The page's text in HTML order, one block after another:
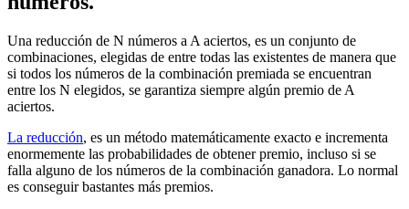
Una reducción de N números a A aciertos, es un conjunto de
combinaciones, elegidas de entre todas las existentes de manera que
si todos los números de la combinación premiada se encuentran
entre los N elegidos, se garantiza siempre algún premio de A
aciertos.
La reducción, es un método matemáticamente exacto e incrementa
enormemente las probabilidades de obtener premio, incluso si se
falla alguno de los números de la combinación ganadora. Lo normal
es conseguir bastantes más premios.